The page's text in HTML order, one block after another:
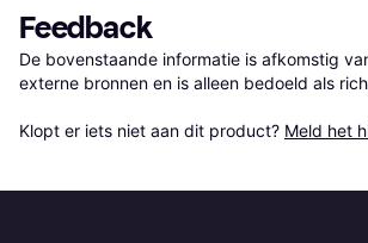
Feedback
De bovenstaande informatie is afkomstig
externe bronnen en is alleen bedoeld als
Klopt er iets niet aan dit product? Meld het